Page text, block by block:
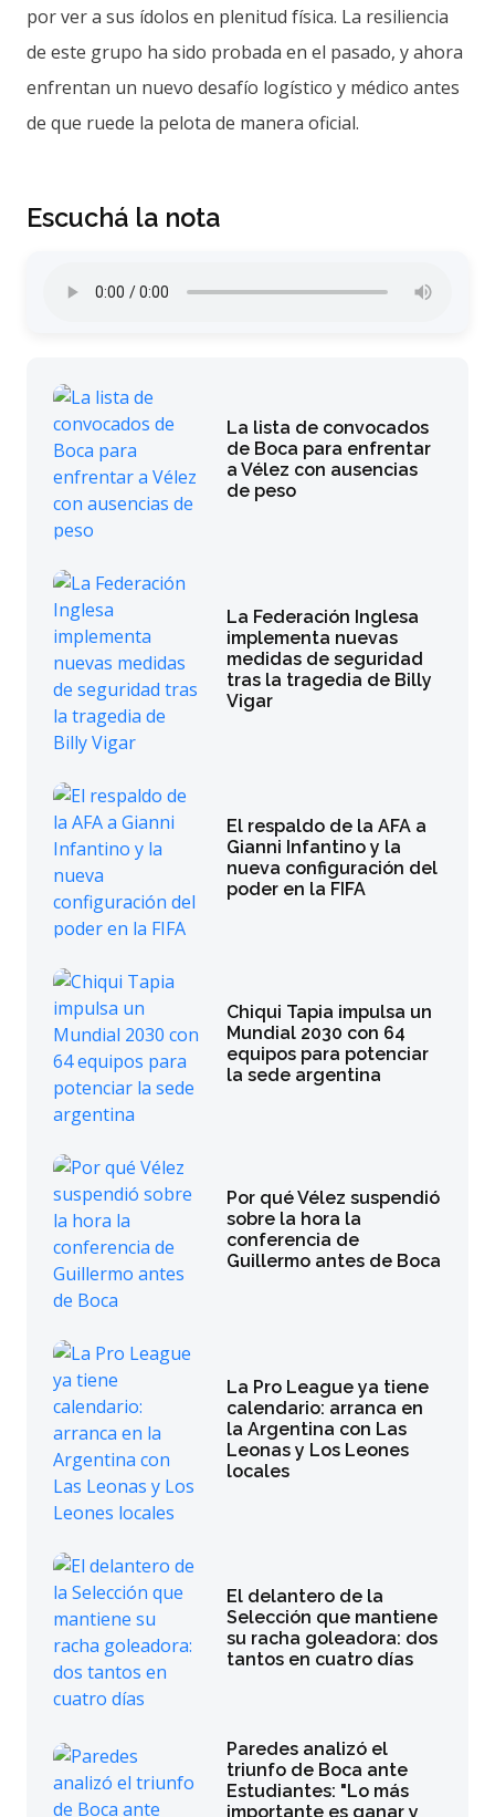
por ver a sus ídolos en plenitud física. La resiliencia
de este grupo ha sido probada en el pasado, y ahora
enfrentan un nuevo desafío logístico y médico antes
de que ruede la pelota de manera oficial.
Escuchá la nota
La lista de convocados
de Boca para enfrentar
a Vélez con ausencias
de peso
La Federación Inglesa
implementa nuevas
medidas de seguridad
tras la tragedia de Billy
Vigar
El respaldo de la AFA a
Gianni Infantino y la
nueva configuración del
poder en la FIFA
Chiqui Tapia impulsa un
Mundial 2030 con 64
equipos para potenciar
la sede argentina
Por qué Vélez suspendió
sobre la hora la
conferencia de
Guillermo antes de Boca
La Pro League ya tiene
calendario: arranca en
la Argentina con Las
Leonas y Los Leones
locales
El delantero de la
Selección que mantiene
su racha goleadora: dos
tantos en cuatro días
Paredes analizó el
triunfo de Boca ante
Estudiantes: "Lo más
importante es ganar y